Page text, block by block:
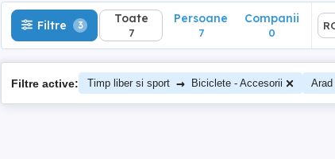
Filtre 3 Toate
7
Persoane
7
Companii
0
Filtre active: Timp liber si sport → Biciclete - Accesorii Arad